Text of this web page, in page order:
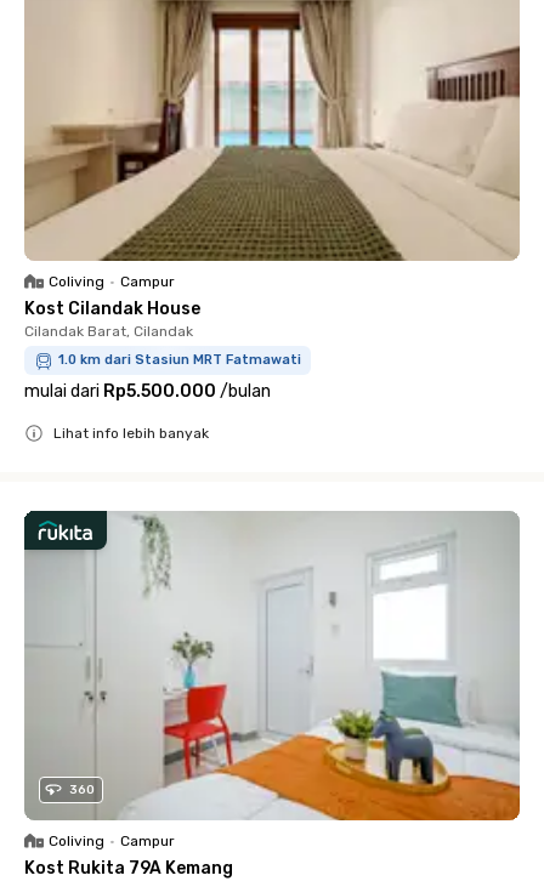
Coliving • Campur
Kost Cilandak House
Cilandak Barat, Cilandak
1.0 km dari Stasiun MRT Fatmawati
mulai dari Rp5.500.000 /bulan
Lihat info lebih banyak
360
Coliving • Campur
Kost Rukita 79A Kemang